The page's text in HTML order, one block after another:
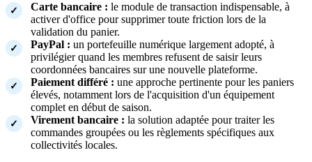
Carte bancaire : le module de transaction indispensable, à
activer d'office pour supprimer toute friction lors de la
validation du panier.
PayPal : un portefeuille numérique largement adopté, à
privilégier quand les membres refusent de saisir leurs
coordonnées bancaires sur une nouvelle plateforme.
Paiement différé : une approche pertinente pour les paniers
élevés, notamment lors de l'acquisition d'un équipement
complet en début de saison.
Virement bancaire : la solution adaptée pour traiter les
commandes groupées ou les règlements spécifiques aux
collectivités locales.